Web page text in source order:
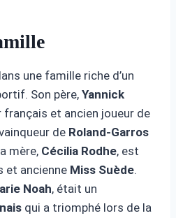
une famille riche d’un
Son père, Yannick
français et ancien joueur de
de Roland-Garros
mère, Cécilia Rodhe, est
et ancienne Miss Suède.
Noah, était un
qui a triomphé lors de la